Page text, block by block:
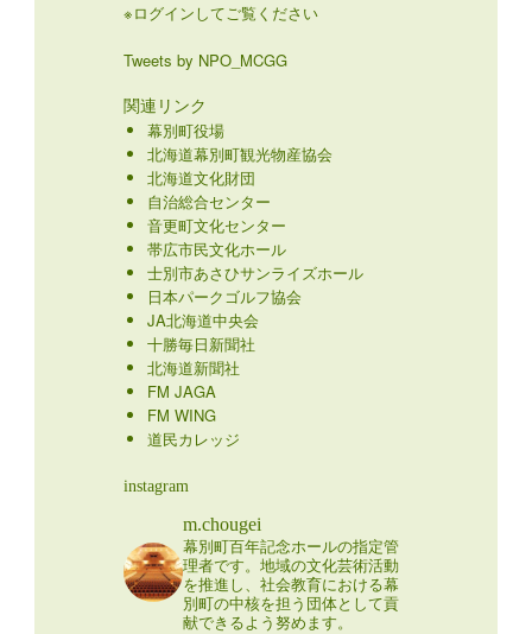
※ログインしてご覧ください
Tweets by NPO_MCGG
関連リンク
幕別町役場
北海道幕別町観光物産協会
北海道文化財団
自治総合センター
音更町文化センター
帯広市民文化ホール
士別市あさひサンライズホール
日本パークゴルフ協会
JA北海道中央会
十勝毎日新聞社
北海道新聞社
FM JAGA
FM WING
道民カレッジ
instagram
m.chougei
幕別町百年記念ホールの指定管
理者です。地域の文化芸術活動
を推進し、社会教育における幕
別町の中核を担う団体として貢
献できるよう努めます。